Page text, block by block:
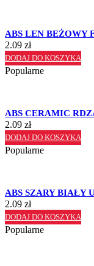
ABS LEN BEŻOWY
2.09 zł
DODAJ DO KOSZYKA
Popularne
ABS CERAMIC
2.09 zł
DODAJ DO KOSZYKA
Popularne
ABS SZARY BIAŁY
2.09 zł
DODAJ DO KOSZYKA
Popularne